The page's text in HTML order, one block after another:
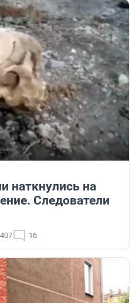
наткнулись на
Следователи
16